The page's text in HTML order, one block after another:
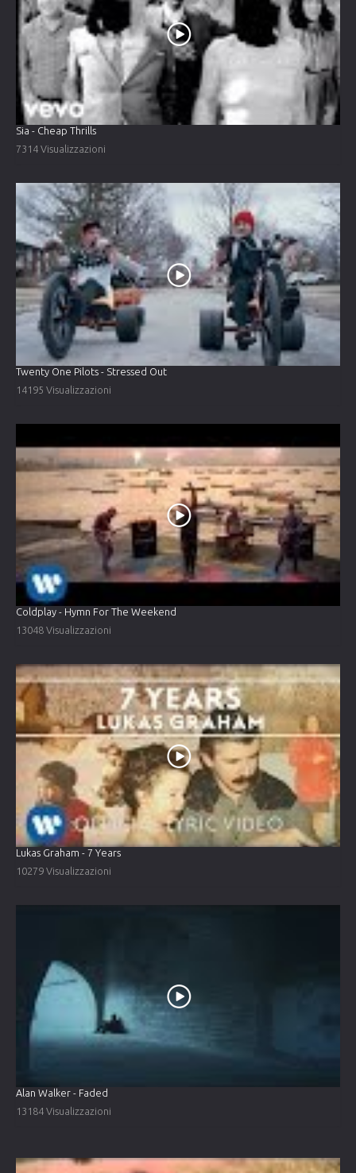
Sia - Cheap Thrills
7314 Visualizzazioni
Twenty One Pilots - Stressed Out
14195 Visualizzazioni
Coldplay - Hymn For The Weekend
13048 Visualizzazioni
Lukas Graham - 7 Years
10279 Visualizzazioni
Alan Walker - Faded
13184 Visualizzazioni